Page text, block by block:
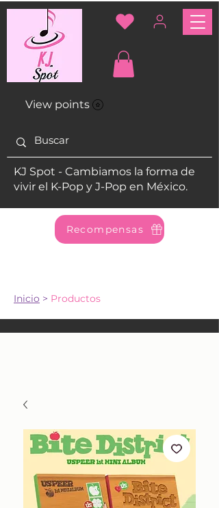
View points
KJ Spot - Cambiamos la forma de
vivir el K-Pop y J-Pop en México.
Recompensas
Inicio > Productos